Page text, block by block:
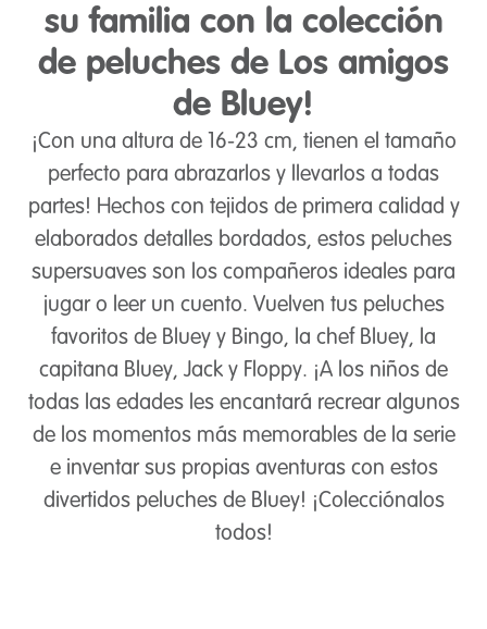
su familia con la colección
de peluches de Los amigos
de Bluey!
¡Con una altura de 16-23 cm, tienen el tamaño
perfecto para abrazarlos y llevarlos a todas
partes! Hechos con tejidos de primera calidad y
elaborados detalles bordados, estos peluches
supersuaves son los compañeros ideales para
jugar o leer un cuento. Vuelven tus peluches
favoritos de Bluey y Bingo, la chef Bluey, la
capitana Bluey, Jack y Floppy. ¡A los niños de
todas las edades les encantará recrear algunos
de los momentos más memorables de la serie
e inventar sus propias aventuras con estos
divertidos peluches de Bluey! ¡Colecciónalos
todos!